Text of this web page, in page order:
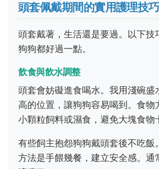
頭套佩戴期間的實用護理技巧
頭套戴著，生活還是要過。以下技
狗狗都好過一點。
飲食與飲水調整
頭套會妨礙進食喝水。我用淺碗盛
高的位置，讓狗狗容易喝到。食物
小顆粒飼料或濕食，避免大塊食物
有些飼主抱怨狗狗戴頭套後不吃飯
方法是手餵幾餐，建立安全感。通